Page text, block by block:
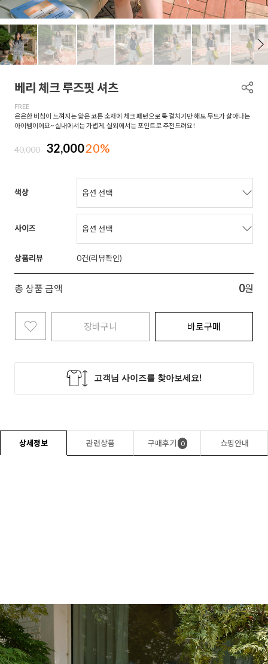
베리 체크 루즈핏 셔츠
FREE
은은한 비침이 느껴지는 얇은 코튼 소재에 체크 패턴으로 툭 걸치기만 해도 무드가 살아나는
아이템이에요~ 실내에서는 가볍게, 실외에서는 포인트로 추천드려요!
40,000 32,00020%
색상
사이즈
상품리뷰 0
총 상품 금액 0원
장바구니 바로구매
상세정보 관련상품 구매후기 0 쇼핑안내